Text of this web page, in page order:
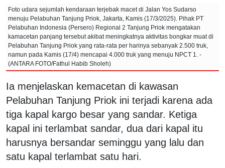
Foto udara sejumlah kendaraan terjebak macet di Jalan Yos Sudarso
menuju Pelabuhan Tanjung Priok, Jakarta, Kamis (17/3/2025). Pihak PT
Pelabuhan Indonesia (Persero) Regional 2 Tanjung Priok mengatakan
kamacetan panjang tersebut akibat meningkatnya aktivitas bongkar muat di
Pelabuhan Tanjung Priok yang rata-rata per harinya sebanyak 2.500 truk,
namun pada Kamis (17/4) mencapai 4.000 truk yang menuju NPCT 1. -
(ANTARA FOTO/Fathul Habib Sholeh)
Ia menjelaskan kemacetan di kawasan
Pelabuhan Tanjung Priok ini terjadi karena ada
tiga kapal kargo besar yang sandar. Ketiga
kapal ini terlambat sandar, dua dari kapal itu
harusnya bersandar seminggu yang lalu dan
satu kapal terlambat satu hari.